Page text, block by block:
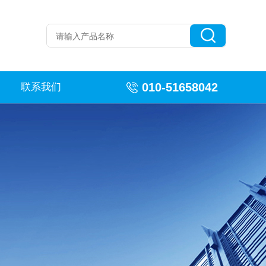
联系我们 010-51658042